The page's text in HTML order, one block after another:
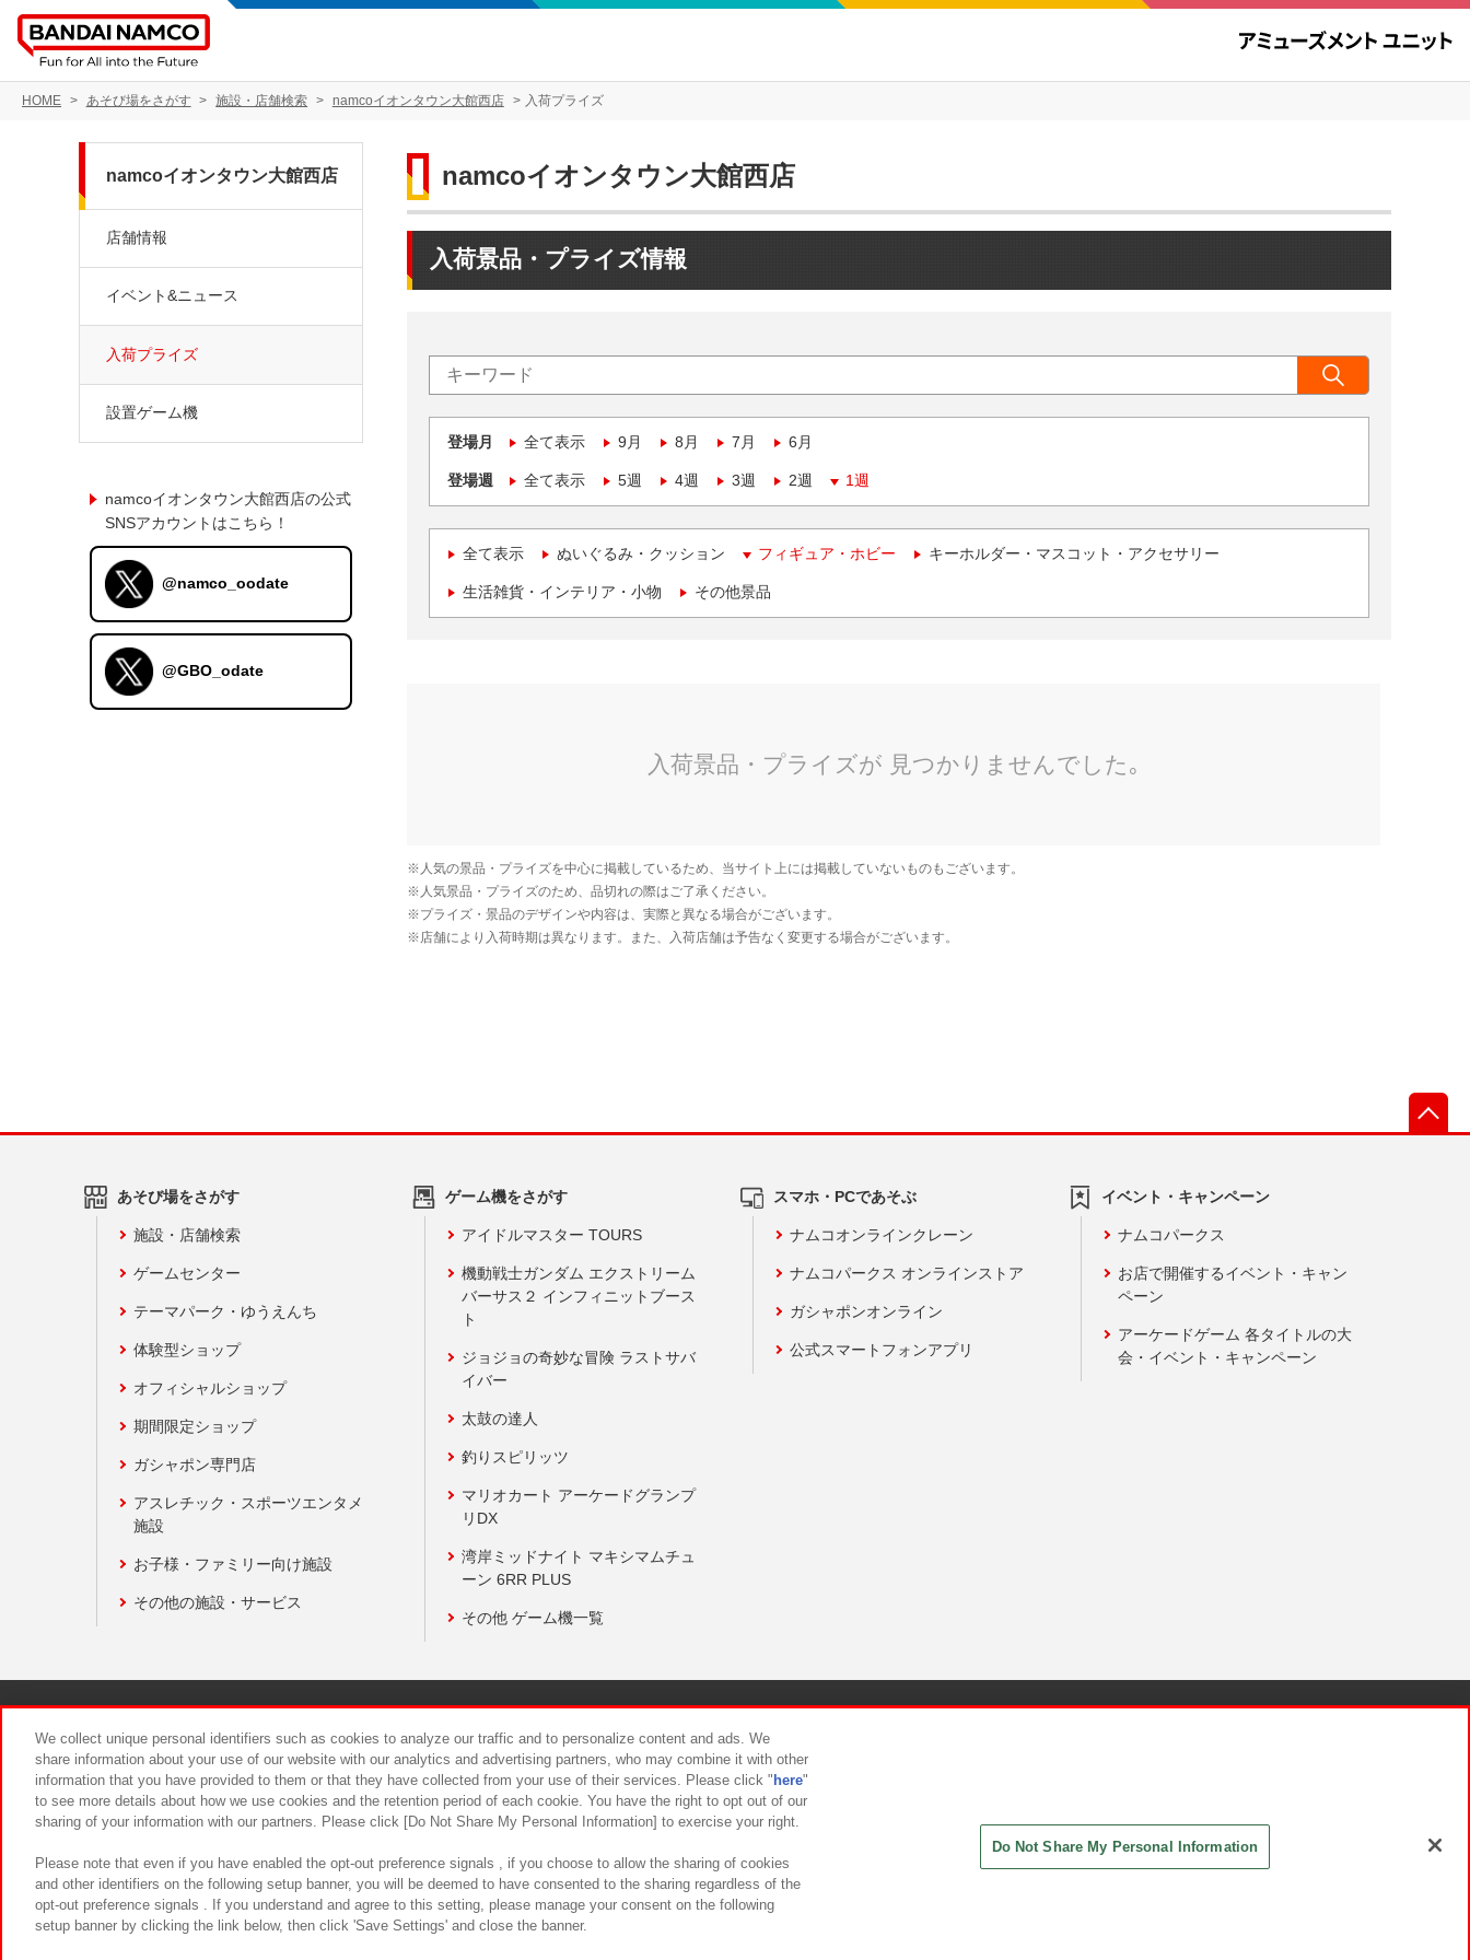
HOME あそび場をさがす 施設・店舗検索 namcoイオンタウン大館西店 入荷プライズ
namcoイオンタウン大館西店
入荷景品・プライズ情報
登場月 全て表示 9月 8月 7月 6月
登場週 全て表示 5週 4週 3週 2週 1週
全て表示 ぬいぐるみ・クッション フィギュア・ホビー キーホルダー・マスコット・アクセサリー
生活雑貨・インテリア・小物 その他景品
namcoイオンタウン大館西店
店舗情報
イベント&ニュース
入荷プライズ
設置ゲーム機
namcoイオンタウン大館西店の公式
SNSアカウントはこちら！
@namco_oodate
@GBO_odate
あそび場をさがす
施設・店舗検索
ゲームセンター
テーマパーク・ゆうえんち
体験型ショップ
オフィシャルショップ
期間限定ショップ
ガシャポン専門店
アスレチック・スポーツエンタメ
施設
お子様・ファミリー向け施設
その他の施設・サービス
ゲーム機をさがす
アイドルマスター TOURS
機動戦士ガンダム エクストリーム
バーサス２ インフィニットブース
ト
ジョジョの奇妙な冒険 ラストサバ
イバー
太鼓の達人
釣りスピリッツ
マリオカート アーケードグランプ
リDX
湾岸ミッドナイト マキシマムチュ
ーン 6RR PLUS
その他 ゲーム機一覧
スマホ・PCであそぶ
ナムコオンラインクレーン
ナムコパークス オンラインストア
ガシャポンオンライン
公式スマートフォンアプリ
イベント・キャンペーン
ナムコパークス
お店で開催するイベント・キャン
ペーン
アーケードゲーム 各タイトルの大
会・イベント・キャンペーン
食品のご提供について カスタマーハラスメント対応方針
We collect unique personal identifiers such as cookies to analyze our traffic and to personalize content and ads. We
share information about your use of our website with our analytics and advertising partners, who may combine it with other
information that you have provided to them or that they have collected from your use of their services. Please click " here"
to see more details about how we use cookies and the retention period of each cookie. You have the right to opt out of our
sharing of your information with our partners. Please click [Do Not Share My Personal Information] to exercise your right.
Please note that even if you have enabled the opt-out preference signals , if you choose to allow the sharing of cookies
and other identifiers on the following setup banner, you will be deemed to have consented to the sharing regardless of the
opt-out preference signals . If you understand and agree to this setting, please manage your consent on the following
setup banner by clicking the link below, then click 'Save Settings' and close the banner.
Do Not Share My Personal Information